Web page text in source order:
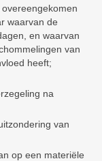
waarvan de
en waarvan
van
heeft;
na
van
op een materiële